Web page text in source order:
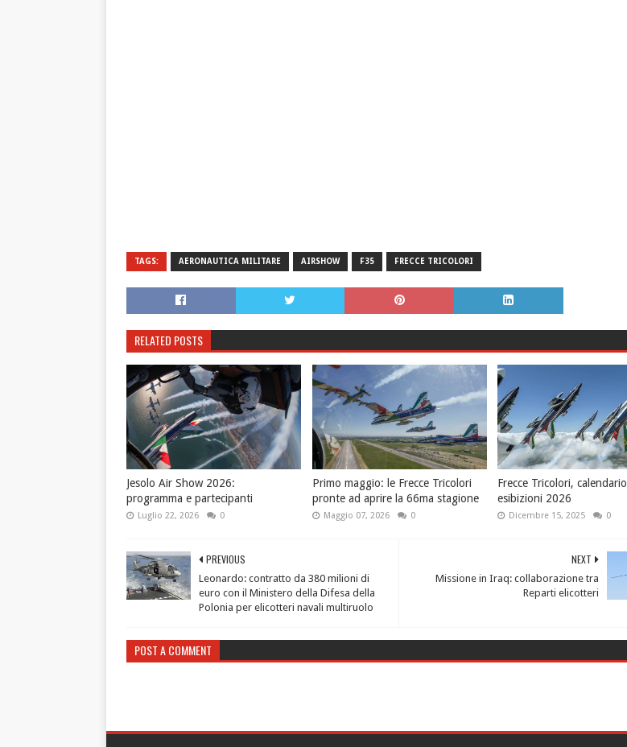
TAGS: AERONAUTICA MILITARE AIRSHOW F35 FRECCE TRICOLORI
RELATED POSTS
Jesolo Air Show 2026:
programma e partecipanti
Luglio 22, 2026 0
Primo maggio: le Frecce Tricolori
pronte ad aprire la 66ma stagione
Maggio 07, 2026 0
Frecce Tricolori, calendario
esibizioni 2026
Dicembre 15, 2025 0
NEXT
Missione in Iraq: collaborazione tra
Reparti elicotteri
PREVIOUS
Leonardo: contratto da 380 milioni di
euro con il Ministero della Difesa della
Polonia per elicotteri navali multiruolo
POST A COMMENT